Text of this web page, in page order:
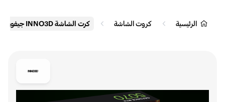
الرئيسية كروت الشاشة كرت الشاشة INNO3D جيفورس RTX 5070 TWIN X2